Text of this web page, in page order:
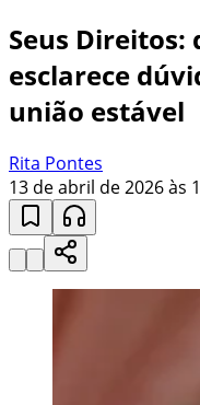
Seus Direitos:
esclarece
união estável
Rita Pontes
13 de abril de 2026 às